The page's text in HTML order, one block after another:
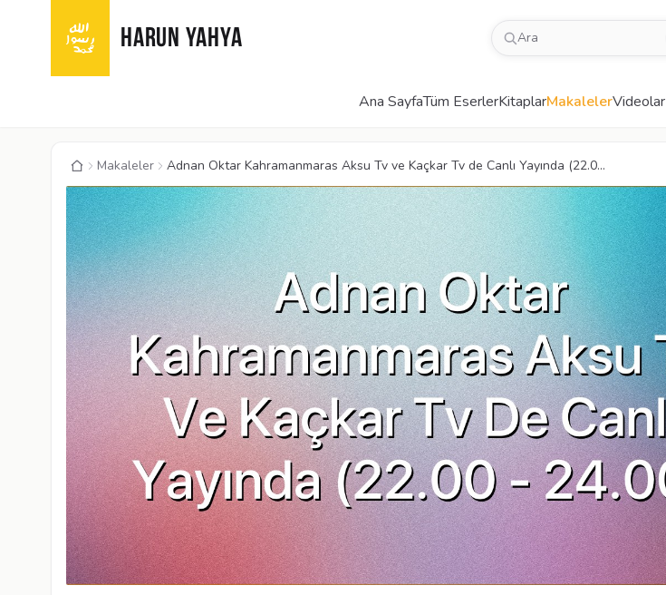
HARUN YAHYA Ara
Ana SayfaTüm EserlerKitaplarMakalelerVideolar
Makaleler Adnan Oktar Kahramanmaras Aksu Tv ve Kaçkar Tv de Canlı Yayında (22.0...